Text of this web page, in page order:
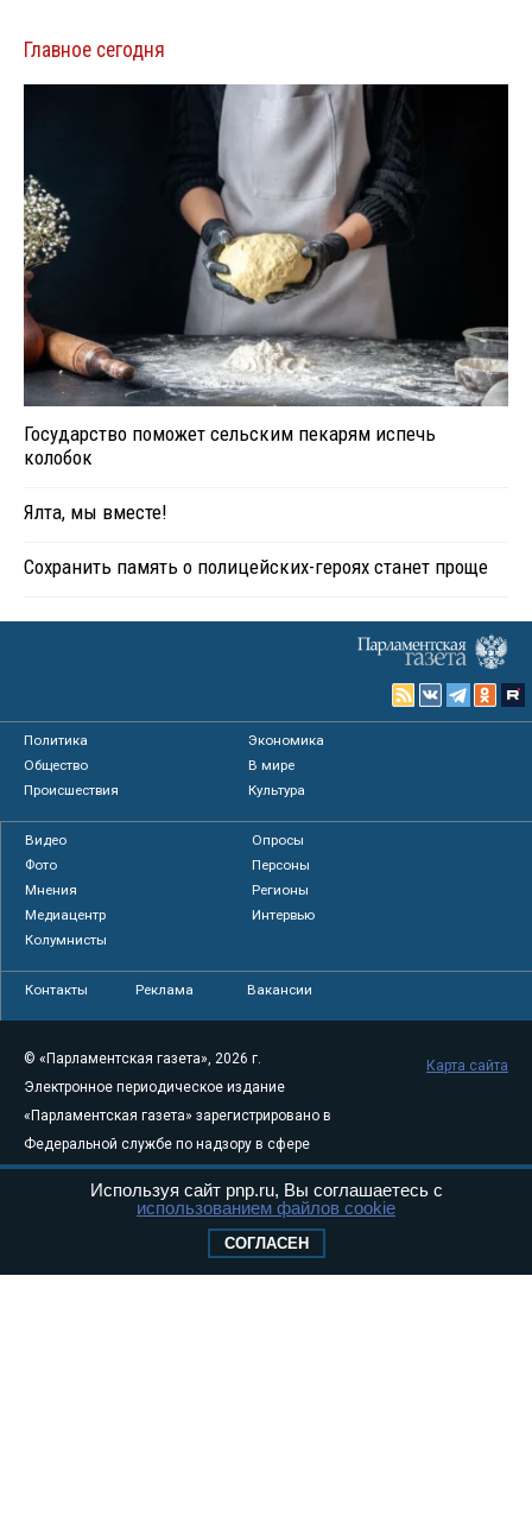
Главное сегодня
Государство поможет сельским пекарям испечь
колобок
Ялта, мы вместе!
Сохранить память о полицейских-героях станет проще
Политика
Экономика
Общество
В мире
Происшествия
Культура
Видео
Опросы
Фото
Персоны
Мнения
Регионы
Медиацентр
Интервью
Колумнисты
Контакты Реклама Вакансии
© «Парламентская газета», 2026 г.
Электронное периодическое издание
«Парламентская газета» зарегистрировано в
Федеральной службе по надзору в сфере
связи, информационных технологий и
массовых коммуникаций (Роскомнадзор) 05
Свидетельство о регистрации Эл № ФС77-
Карта сайта
Используя сайт pnp.ru, Вы соглашаетесь с
использованием файлов cookie
СОГЛАСЕН